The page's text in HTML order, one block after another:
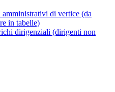
amministrativi di vertice (da
in tabelle)
dirigenziali (dirigenti non